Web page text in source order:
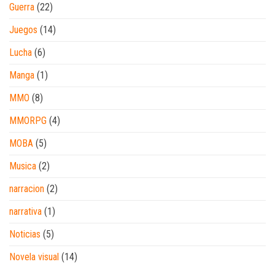
Guerra (22)
Juegos (14)
Lucha (6)
Manga (1)
MMO (8)
MMORPG (4)
MOBA (5)
Musica (2)
narracion (2)
narrativa (1)
Noticias (5)
Novela visual (14)